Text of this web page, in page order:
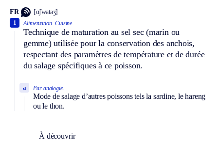
FR [ɑ̃ʃwataʒ]
Alimentation. Cuisine.
Technique de maturation au sel sec (marin ou
gemme) utilisée pour la conservation des anchois,
respectant des paramètres de température et de durée
du salage spécifiques à ce poisson.
1
Par analogie.
Mode de salage d’autres poissons tels la sardine, le hareng
ou le thon.
a
À découvrir